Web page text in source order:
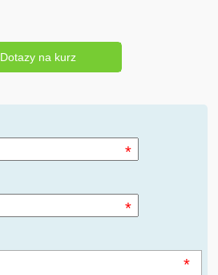
Dotazy na kurz
*
*
*